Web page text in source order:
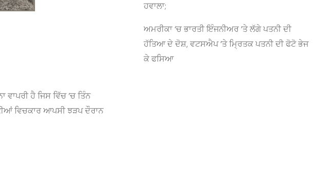
ਹੈ ਜਿਸ ਵਿੱਚ ’ਚ ਤਿੰਨ
ਵਿਚਕਾਰ ਆਪਸੀ ਝੜਪ ਦੌਰਾਨ
ਹਵਾਲਾ;
ਅਮਰੀਕਾ ‘ਚ ਭਾਰਤੀ ਇੰਜਨੀਅਰ ’ਤੇ ਲੱਗੇ ਪਤਨੀ ਦੀ
ਹੱਤਿਆ ਦੇ ਦੋਸ਼, ਵਟਸਐਪ ’ਤੇ ਮ੍ਰਿਤਕ ਪਤਨੀ ਦੀ ਫੋਟੋ ਭੇਜ
ਕੇ ਫਸਿਆ